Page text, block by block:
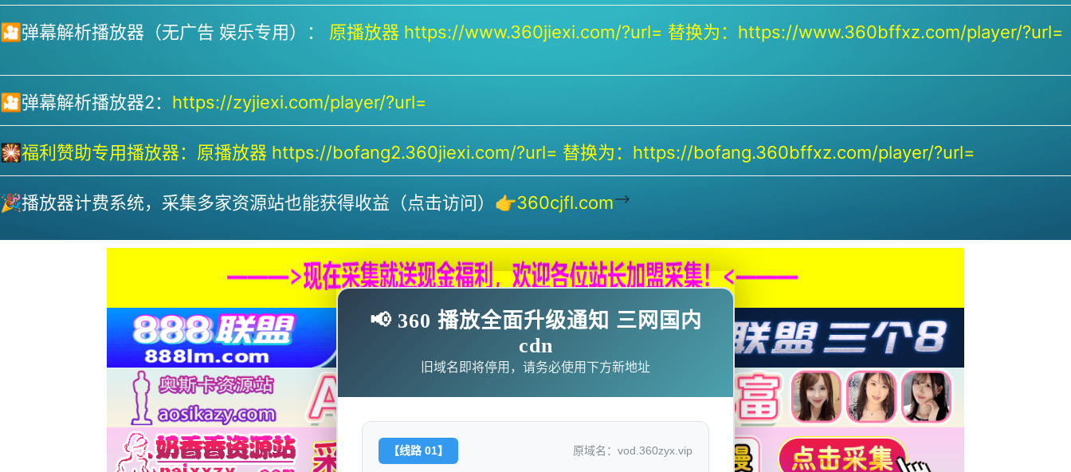
🎦弹幕解析播放器（无广告 娱乐专用）： 原播放器 https://www.360jiexi.com/?url= 替换为：https://www.360bffxz.com/player/?url=
🎦弹幕解析播放器2： https://zyjiexi.com/player/?url=
🎇福利赞助专用播放器： 原播放器 https://bofang2.360jiexi.com/?url= 替换为：https://bofang.360bffxz.com/player/?url=
🎉播放器计费系统，采集多家资源站也能获得收益（点击访问）👉360cjfl.com-->
📢 360 播放全面升级通知 三网国内
cdn
旧域名即将停用，请务必使用下方新地址
【线路 01】 原域名：vod.360zyx.vip